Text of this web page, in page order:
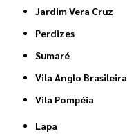
Jardim Vera Cruz
Perdizes
Sumaré
Vila Anglo Brasileira
Vila Pompéia
Lapa